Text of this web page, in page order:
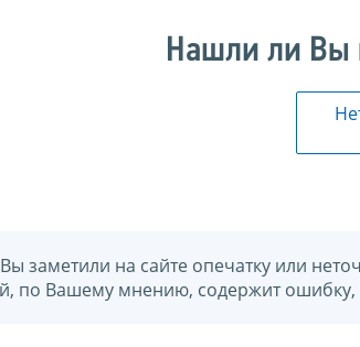
Нашли ли Вы
заметили на сайте опечатку или
по Вашему мнению, содержит